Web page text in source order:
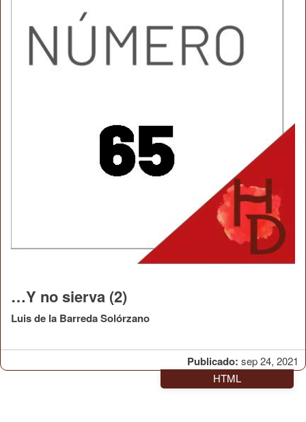
Publicado: sep 24, 2021
…Y no sierva (2)
Luis de la Barreda Solórzano
HTML